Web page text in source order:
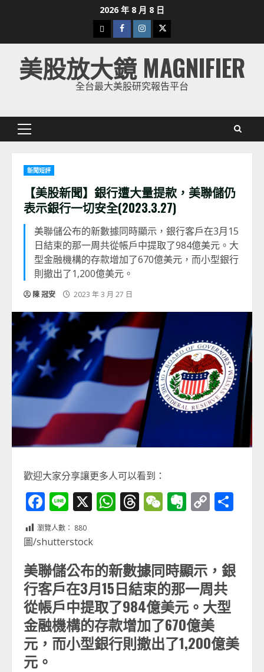
2026 年 8 月 8 日
下
載
美
股
Facebook
Instagram
Twitter
美股放大鏡 MAGNIFIER
全台最大美股研究報告平台
Primary
新聞短評
【美股新聞】銀行遭大量提款，美聯儲仍
表示銀行一切安全(2023.3.27)
美聯儲公布的新數據同時顯示，銀行客戶在3月15
日結束的那一周共從帳戶中提取了984億美元。大
型金融機構的存款增加了670億美元，而小型銀行
則撤出了1,200億美元。
陳 冠安 2023 年 3 月 27 日
歡迎大家分享讓更多人可以看到：
Facebook
Line
X WhatsApp
Threads
WeChat
Evernote
Copy
瀏覽人數： 880
圖/shutterstock
美聯儲公布的新數據同時顯示，銀
行客戶在3月15日結束的那一周共
從帳戶中提取了984億美元。大型
金融機構的存款增加了670億美
元，而小型銀行則撤出了1,200億美
元。